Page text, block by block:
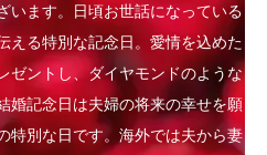
います。日頃お世話になっている
える特別な記念日。愛情を込めた
ゼントし、ダイヤモンドのような
婚記念日は夫婦の将来の幸せを願
特別な日です。海外では夫から妻